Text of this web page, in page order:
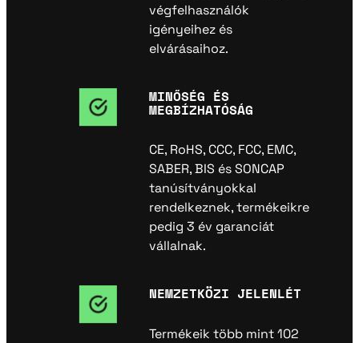
végfelhasználók
igényeihez és
elvárásaihoz.
MINŐSÉG ÉS
MEGBÍZHATÓSÁG
CE, RoHS, CCC, FCC, EMC,
SABER, BIS és SONCAP
tanúsítványokkal
rendelkeznek, termékeikre
pedig 3 év garanciát
vállalnak.
NEMZETKÖZI JELENLÉT
Termékeik több mint 102